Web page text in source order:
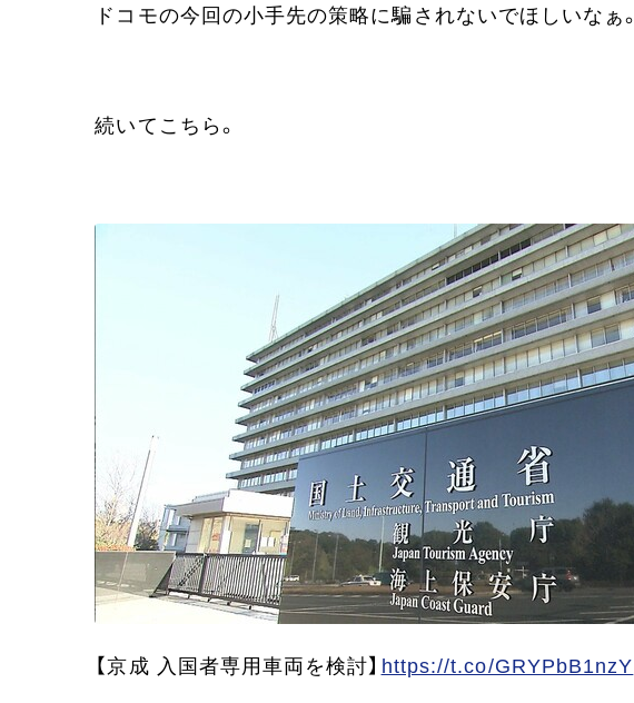
ドコモの今回の小手先の策略に騙されないでほしいなぁ。
続いてこちら。
【京成 入国者専用車両を検討】 https://t.co/GRYPbB1nzY